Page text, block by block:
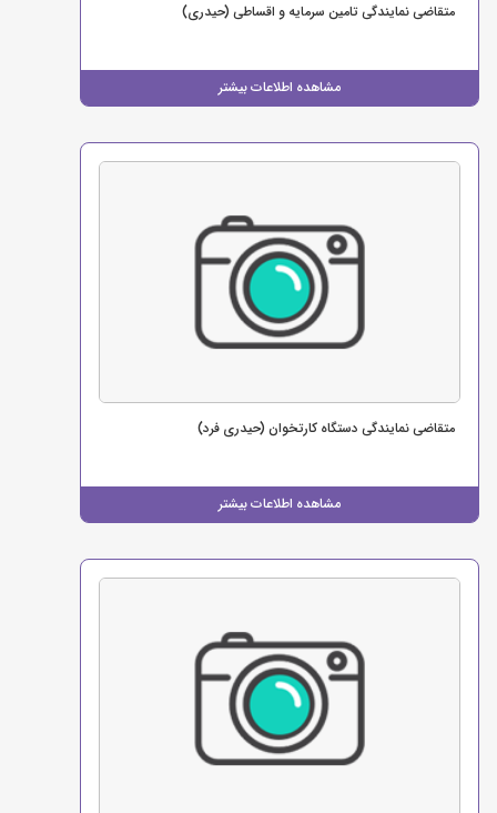
مشاهده اطلاعات بیشتر
متقاضی نمایندگی تامین سرمایه و اقساطی (حیدری)
مشاهده اطلاعات بیشتر
متقاضی نمایندگی دستگاه کارتخوان (حیدری فرد)